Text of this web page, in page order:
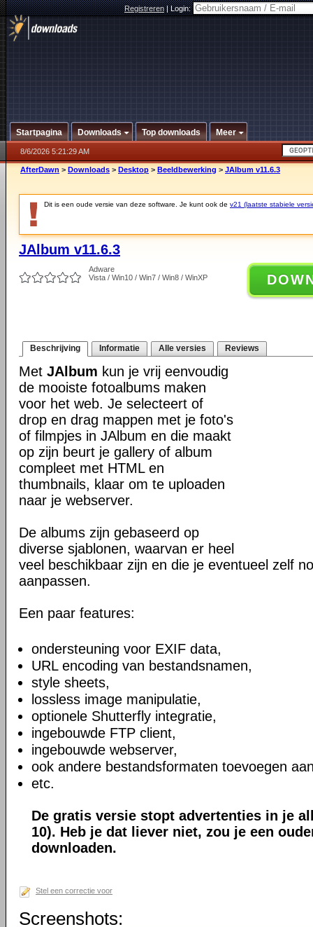
Registreren|Login:
Startpagina Downloads Top downloads Meer
8/6/2026 5:21:29 AM
AfterDawn > Downloads > Desktop > Beeldbewerking > JAlbum v11.6.3
Dit is een oude versie van deze software. Je kunt ook de v21 (laatste stabiele
JAlbum v11.6.3
Adware
Vista / Win10 / Win7 / Win8 / WinXP
Beschrijving Informatie Alle versies Reviews
Met JAlbum kun je vrij eenvoudig
de mooiste fotoalbums maken
voor het web. Je selecteert of
drop en drag mappen met je foto's
of filmpjes in JAlbum en die maakt
op zijn beurt je gallery of album
compleet met HTML en
thumbnails, klaar om te uploaden
naar je webserver.
De albums zijn gebaseerd op
diverse sjablonen, waarvan er heel
veel beschikbaar zijn en die je eventueel zelf
aanpassen.
Een paar features:
ondersteuning voor EXIF data,
URL encoding van bestandsnamen,
style sheets,
lossless image manipulatie,
optionele Shutterfly integratie,
ingebouwde FTP client,
ingebouwde webserver,
ook andere bestandsformaten toevoegen
etc.
De gratis versie stopt advertenties in je
10). Heb je dat liever niet, zou je een
downloaden.
Stel een correctie voor
Screenshots: